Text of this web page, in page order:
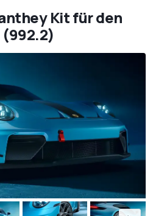
Kit für den
(992.2)